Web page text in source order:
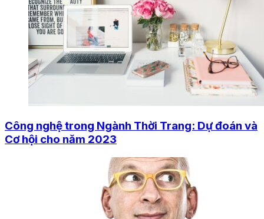
Công nghệ trong Ngành Thời Trang: Dự đoán và
Cơ hội cho năm 2023